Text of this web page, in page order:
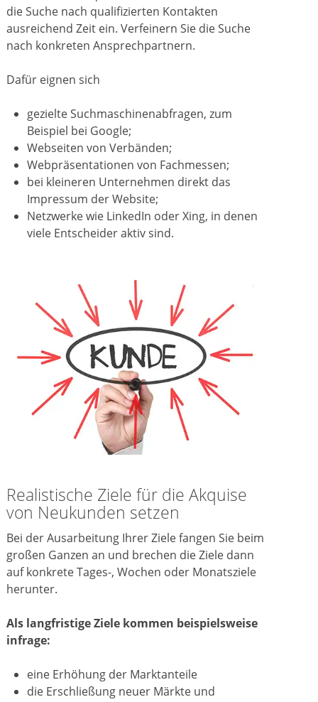
die Suche nach qualifizierten Kontakten
ausreichend Zeit ein. Verfeinern Sie die Suche
nach konkreten Ansprechpartnern.
Dafür eignen sich
gezielte Suchmaschinenabfragen, zum
Beispiel bei Google;
Webseiten von Verbänden;
Webpräsentationen von Fachmessen;
bei kleineren Unternehmen direkt das
Impressum der Website;
Netzwerke wie LinkedIn oder Xing, in denen
viele Entscheider aktiv sind.
Realistische Ziele für die Akquise
von Neukunden setzen
Bei der Ausarbeitung Ihrer Ziele fangen Sie beim
großen Ganzen an und brechen die Ziele dann
auf konkrete Tages-, Wochen oder Monatsziele
herunter.
Als langfristige Ziele kommen beispielsweise
infrage:
eine Erhöhung der Marktanteile
die Erschließung neuer Märkte und